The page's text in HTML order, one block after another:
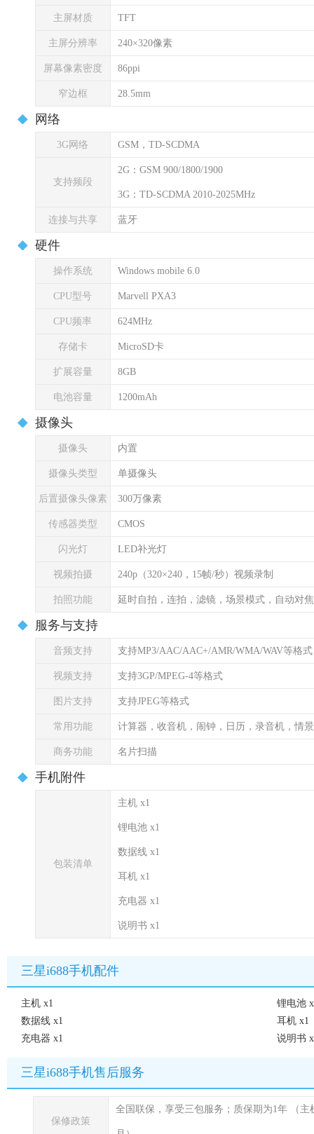
主屏材质 TFT
主屏分辨率 240×320像素
屏幕像素密度 86ppi
窄边框 28.5mm
网络
3G网络 GSM，TD-SCDMA
支持频段
2G：GSM 900/1800/1900
3G：TD-SCDMA 2010-2025MHz
连接与共享 蓝牙
硬件
操作系统 Windows mobile 6.0
CPU型号 Marvell PXA3
CPU频率 624MHz
存储卡 MicroSD卡
扩展容量 8GB
电池容量 1200mAh
摄像头
摄像头 内置
摄像头类型 单摄像头
后置摄像头像素 300万像素
传感器类型 CMOS
闪光灯 LED补光灯
视频拍摄 240p（320×240，15帧/秒）视频录制
拍照功能 延时自拍，连拍，滤镜，场景模式，自动对焦
服务与支持
音频支持 支持MP3/AAC/AAC+/AMR/WMA/WAV等格式
视频支持 支持3GP/MPEG-4等格式
图片支持 支持JPEG等格式
常用功能 计算器，收音机，闹钟，日历，录音机，情
商务功能 名片扫描
手机附件
包装清单
主机 x1
锂电池 x1
数据线 x1
耳机 x1
充电器 x1
说明书 x1
三星i688手机配件
主机 x1
锂电池
数据线 x1
耳机 x1
充电器 x1
说明书
三星i688手机售后服务
保修政策
全国联保，享受三包服务；质保期为1年 （